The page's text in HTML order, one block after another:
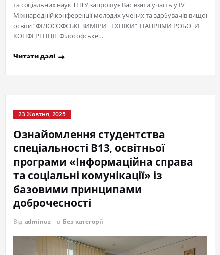
та соціальних наук ТНТУ запрошує Вас взяти участь у ІV
Міжнародній конференції молодих учених та здобувачів вищої
освіти “ФІЛОСОФСЬКІ ВИМІРИ ТЕХНІКИ”. НАПРЯМИ РОБОТИ
КОНФЕРЕНЦІЇ: Філософське…
Читати далі
23 Жовтня, 2025
Ознайомлення студентства
спеціальності В13, освітньої
програми «Інформаційна справа
та соціальні комунікації» із
базовими принципами
доброчесності
Від adminuz в Без категорії